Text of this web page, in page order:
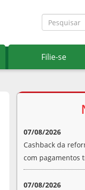
Filie-se
07/08/2026
Cashback da
com pagamentos
07/08/2026